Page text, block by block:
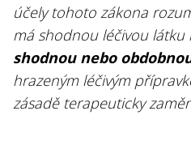
účely tohoto zákona
má shodnou léčivou látku
shodnou nebo
hrazeným léčivým
zásadě terapeuticky